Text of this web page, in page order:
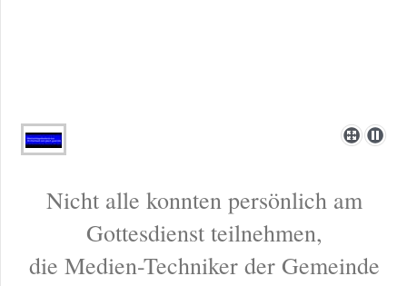
Nicht alle konnten persönlich am
Gottesdienst teilnehmen,
die Medien-Techniker der Gemeinde